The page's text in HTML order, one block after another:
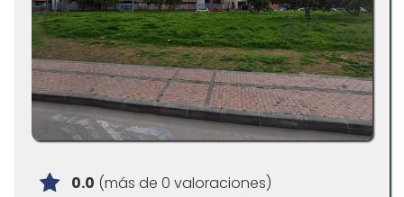
0.0 (más de 0 valoraciones)